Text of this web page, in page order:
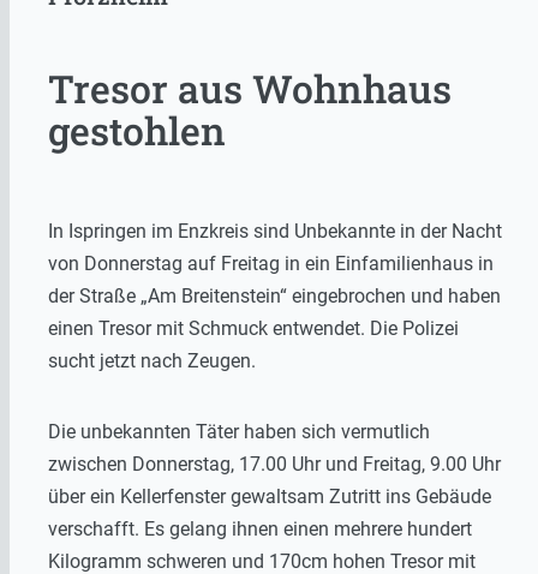
Tresor aus Wohnhaus
gestohlen
In Ispringen im Enzkreis sind Unbekannte in der Nacht
von Donnerstag auf Freitag in ein Einfamilienhaus in
der Straße „Am Breitenstein“ eingebrochen und haben
einen Tresor mit Schmuck entwendet. Die Polizei
sucht jetzt nach Zeugen.
Die unbekannten Täter haben sich vermutlich
zwischen Donnerstag, 17.00 Uhr und Freitag, 9.00 Uhr
über ein Kellerfenster gewaltsam Zutritt ins Gebäude
verschafft. Es gelang ihnen einen mehrere hundert
Kilogramm schweren und 170cm hohen Tresor mit